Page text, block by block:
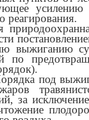
реагирования.
выжиганию
по
под
за